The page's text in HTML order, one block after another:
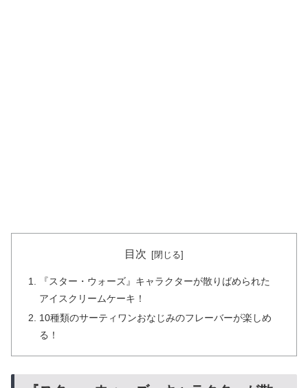
目次
『スター・ウォーズ』キャラクターが散りばめられた
アイスクリームケーキ！
10種類のサーティワンおなじみのフレーバーが楽しめ
る！